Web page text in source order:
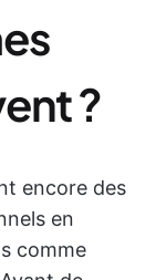
?
encore des
en
comme